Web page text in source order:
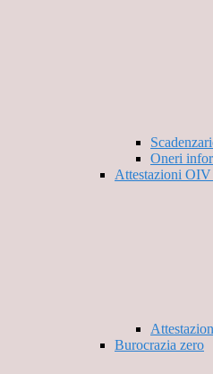
Oneri
Attestazioni OIV
Burocrazia zero